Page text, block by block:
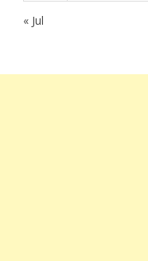
« Jul